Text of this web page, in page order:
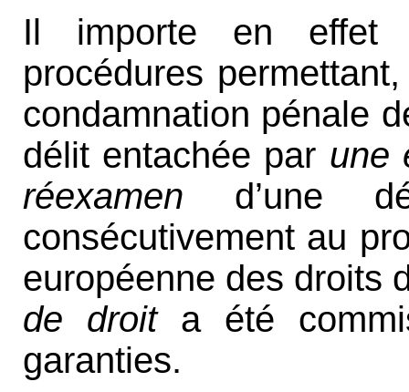
Il importe en effet
procédures
condamnation pénale
délit entachée par une
réexamen d’une
consécutivement au
européenne des droits
de droit a été
garanties.